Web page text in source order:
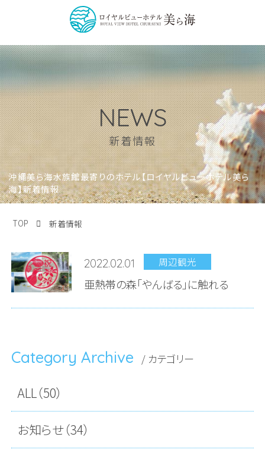
NEWS
新着情報
沖縄美ら海水族館最寄りのホテル【ロイヤルビューホテル美ら
海】新着情報
TOP 新着情報
2022.02.01 周辺観光
亜熱帯の森「やんばる」に触れる
Category Archive / カテゴリー
ALL（50）
お知らせ（34）